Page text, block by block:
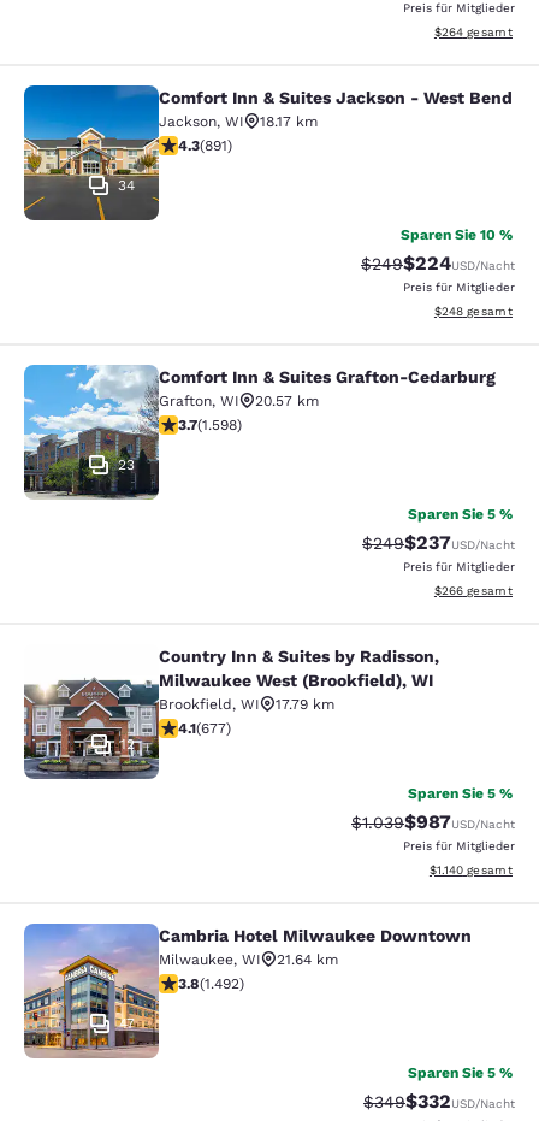
Preis für Mitglieder
Geschätzte
$264 gesamt
Comfort Inn & Suites Jackson -
34
Comfort Inn & Suites Jackson - West Bend
Jackson, WI
18.17 km
4.26-Sterne-Bewertung. Hervorragend. 891
4.3(891)
Sparen Sie 10 %
Durchgestrichener
$249Vergünstigter
$224USD/Nacht
Preis für Mitglieder
Geschätzte
$248 gesamt
Comfort Inn & Suites Grafton-
23
Comfort Inn & Suites Grafton-Cedarburg
Grafton, WI
20.57 km
3.67-Sterne-Bewertung. Gut. 1598 Bewertungen
3.7(1.598)
Sparen Sie 5 %
Durchgestrichener
$249Vergünstigter
$237USD/Nacht
Preis für Mitglieder
Geschätzte
$266 gesamt
Country Inn & Suites by Radisson,
12
Country Inn & Suites by Radisson,
Milwaukee West (Brookfield), WI
Brookfield, WI
17.79 km
4.12-Sterne-Bewertung. Sehr gut. 677 Bewertungen
4.1(677)
Sparen Sie 5 %
Durchgestrichener
$1.039Vergünstigter
$987USD/Nacht
Preis für Mitglieder
Geschätzte
$1.140 gesamt
Cambria Hotel Milwaukee
47
Cambria Hotel Milwaukee Downtown
Milwaukee, WI
21.64 km
3.81-Sterne-Bewertung. Gut. 1492 Bewertungen
3.8(1.492)
Sparen Sie 5 %
Durchgestrichener
$349Vergünstigter
$332USD/Nacht